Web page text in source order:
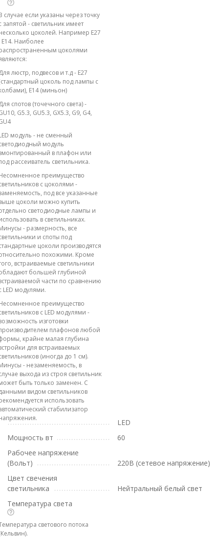
случае если указаны через точку
запятой - светильник имеет
цоколей. Например E27
E14. Наиболее
цоколями
люстр, подвесов и т.д - E27
цоколь под лампы с
E14 (миньон)
спотов (точечного света) -
G5.3, GU5.3, GX5.3, G9, G4,
модуль - не сменный
модуль
в плафон или
рассеиватель светильника.
преимущество
с цоколями -
под все указанные
цоколи можно купить
светодиодные лампы и
в светильниках.
- размерность, все
и споты под
цоколи производятся
похожими. Кроме
встраиваемые светильники
большей глубиной
части по сравнению
LED модулями.
преимущество
с LED модулями -
изготовки
плафонов любой
крайне малая глубина
для встраиваемых
(иногда до 1 см).
- незаменяемость, в
выхода из строя светильник
быть только заменен. С
видом светильников
использовать
стабилизатор
LED
Мощность вт
60
Рабочее напряжение
(Вольт)
220В (сетевое напряжение)
Цвет свечения
светильника
Нейтральный белый свет
Температура света
светового потока